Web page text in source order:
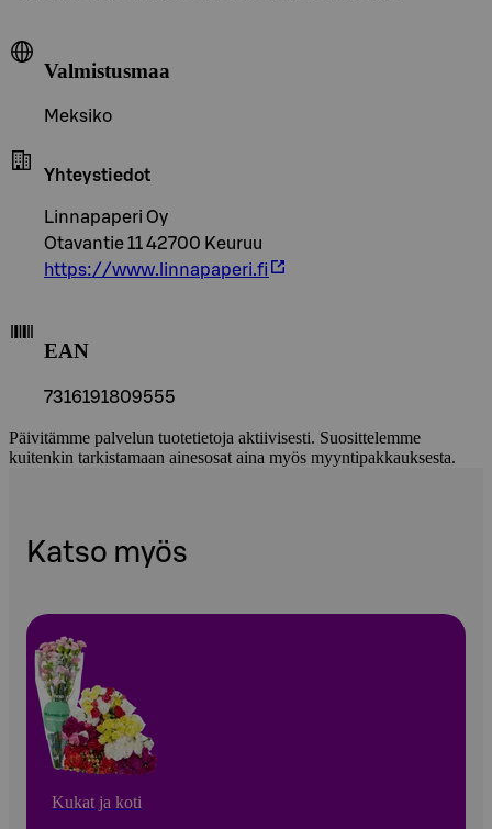
Valmistusmaa
Meksiko
Yhteystiedot
Linnapaperi Oy
Otavantie 11 42700 Keuruu
https://www.linnapaperi.fi
EAN
7316191809555
Päivitämme palvelun tuotetietoja aktiivisesti. Suosittelemme
kuitenkin tarkistamaan ainesosat aina myös myyntipakkauksesta.
Katso myös
Kukat ja koti